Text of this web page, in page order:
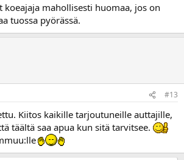
koeajaja mahollisesti huomaa, jos on
tuossa pyörässä.
#13
Kiitos kaikille tarjoutuneille auttajille,
täältä saa apua kun sitä tarvitsee.